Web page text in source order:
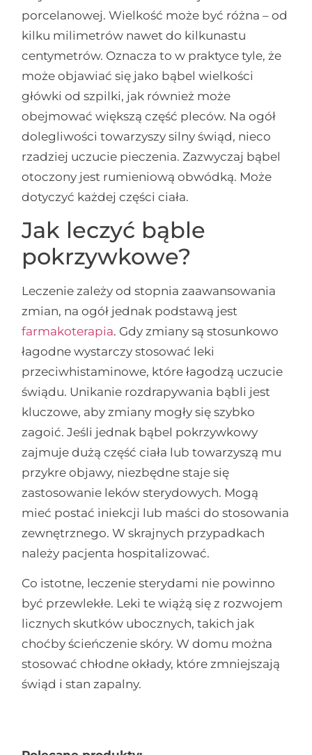
porcelanowej. Wielkość może być różna – od
kilku milimetrów nawet do kilkunastu
centymetrów. Oznacza to w praktyce tyle, że
może objawiać się jako bąbel wielkości
główki od szpilki, jak również może
obejmować większą część pleców. Na ogół
dolegliwości towarzyszy silny świąd, nieco
rzadziej uczucie pieczenia. Zazwyczaj bąbel
otoczony jest rumieniową obwódką. Może
dotyczyć każdej części ciała.
Jak leczyć bąble
pokrzywkowe?
Leczenie zależy od stopnia zaawansowania
zmian, na ogół jednak podstawą jest
farmakoterapia. Gdy zmiany są stosunkowo
łagodne wystarczy stosować leki
przeciwhistaminowe, które łagodzą uczucie
świądu. Unikanie rozdrapywania bąbli jest
kluczowe, aby zmiany mogły się szybko
zagoić. Jeśli jednak bąbel pokrzywkowy
zajmuje dużą część ciała lub towarzyszą mu
przykre objawy, niezbędne staje się
zastosowanie leków sterydowych. Mogą
mieć postać iniekcji lub maści do stosowania
zewnętrznego. W skrajnych przypadkach
należy pacjenta hospitalizować.
Co istotne, leczenie sterydami nie powinno
być przewlekłe. Leki te wiążą się z rozwojem
licznych skutków ubocznych, takich jak
choćby ścieńczenie skóry. W domu można
stosować chłodne okłady, które zmniejszają
świąd i stan zapalny.